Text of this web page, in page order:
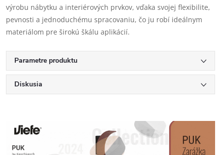
výrobu nábytku a interiérových prvkov, vďaka svojej flexibilite,
pevnosti a jednoduchému spracovaniu, čo ju robí ideálnym
materiálom pre širokú škálu aplikácií.
Parametre produktu
Diskusia